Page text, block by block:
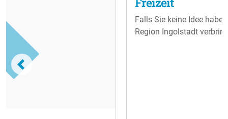
Falls Sie keine Idee haben, wie Sie Ihre Freizeit in der
Region Ingolstadt verbringen sollen, sind Sie hier genau
richtig. In der Region Ingolstadt kann sowohl Yoga
gemacht, als auch in ein Fitnessstudio gegangen
werden. Aber auch Kinos und Theater stehen zur
Auswahl. Um einen Einblick in die verschiedenen